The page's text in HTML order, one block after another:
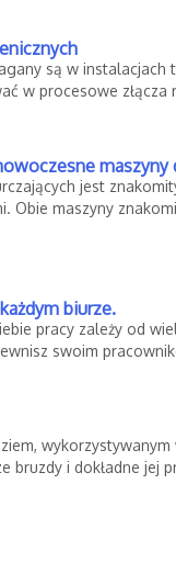
są w instalacjach
w procesowe złącza
maszyny
jest
Obie maszyny
biurze.
pracy zależy od
swoim
bruzdy i dokładne jej